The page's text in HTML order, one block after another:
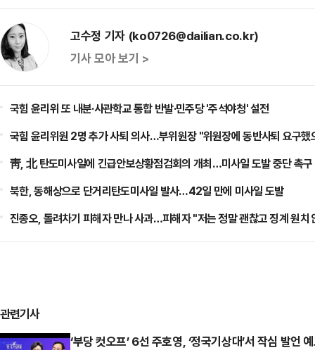
고수정 기자 (ko0726@dailian.co.kr)
기사 모아 보기 >
국힘 윤리위 또 내분·사관학교 통합 반발·민주당 '주석야청' 설전
국힘 윤리위원 2명 추가 사퇴 의사…부위원장 "위원장에 동반사퇴 요구했
靑, 北 탄도미사일에 긴급안보상황점검회의 개최…미사일 도발 중단 촉구
북한, 동해상으로 단거리탄도미사일 발사…42일 만에 미사일 도발
진종오, 돌려차기 피해자 만나 사과…피해자 "저는 정말 괜찮고 징계 원치
관련기사
‘부당 컷오프’ 6선 주호영, ‘정국기상대’서 작심 발언